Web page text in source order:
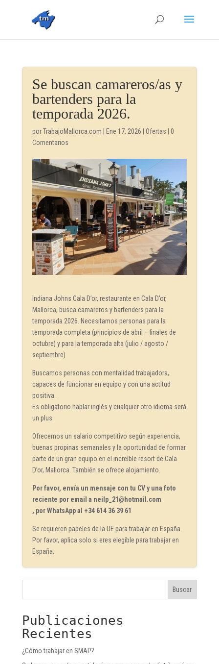
Se buscan camareros/as y
bartenders para la
temporada 2026.
porTrabajoMallorca.com Ene 17, 2026 Ofertas
0
Comentarios
Indiana Johns Cala D’or, restaurante en Cala D’or,
Mallorca, busca camareros y bartenders para la
temporada 2026. Necesitamos personas para la
temporada completa (principios de abril – finales de
octubre) y para la temporada alta (julio / agosto /
septiembre).
Buscamos personas con mentalidad trabajadora,
capaces de funcionar en equipo y con una actitud
positiva.
Es obligatorio hablar inglés y cualquier otro idioma será
un plus.
Ofrecemos un salario competitivo según experiencia,
buenas propinas semanales y la oportunidad de formar
parte de un gran equipo en el increíble resort de Cala
D’or, Mallorca. También se ofrece alojamiento.
Por favor, envía un mensaje con tu CV y una foto
reciente por email a neilp_21@hotmail.com
, por WhatsApp al +34 614 36 39 61
Se requieren papeles de la UE para trabajar en España.
Por favor, aplica solo si eres elegible para trabajar en
España.
Buscar
Publicaciones
Recientes
¿Cómo trabajar en SMAP?